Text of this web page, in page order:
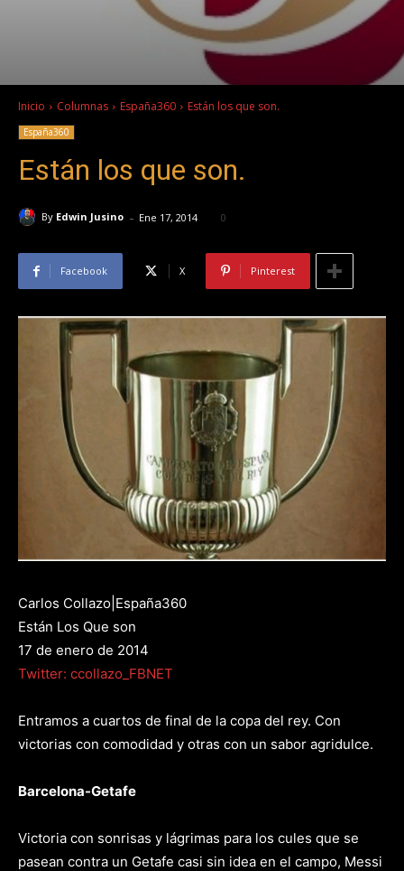
Inicio Columnas España360 Están los que son.
España360
Están los que son.
By Edwin Jusino - Ene 17, 2014 0
Facebook X Pinterest
Carlos Collazo|España360
Están Los Que son
17 de enero de 2014
Twitter: ccollazo_FBNET
Entramos a cuartos de final de la copa del rey. Con
victorias con comodidad y otras con un sabor agridulce.
Barcelona-Getafe
Victoria con sonrisas y lágrimas para los cules que se
pasean contra un Getafe casi sin idea en el campo, Messi